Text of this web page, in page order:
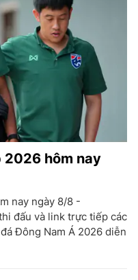
2026 hôm nay
nay ngày 8/8 -
đấu và link trực tiếp các
Đông Nam Á 2026 diễn